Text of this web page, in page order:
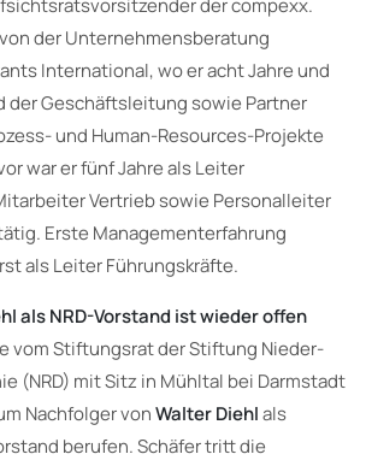
der Unternehmensberatung
International, wo er acht Jahre und
Geschäftsleitung sowie Partner
und Human-Resources-Projekte
war er fünf Jahre als Leiter
Vertrieb sowie Personalleiter
Erste Managementerfahrung
als Leiter Führungskräfte.
als NRD-Vorstand ist wieder offen
vom Stiftungsrat der Stiftung Nieder-
(NRD) mit Sitz in Mühltal bei Darmstadt
Nachfolger vonWalter Diehlals
berufen. Schäfer tritt die